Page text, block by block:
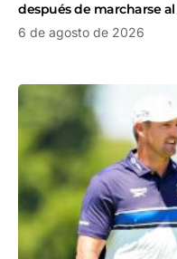
después de marcharse al
6 de agosto de 2026